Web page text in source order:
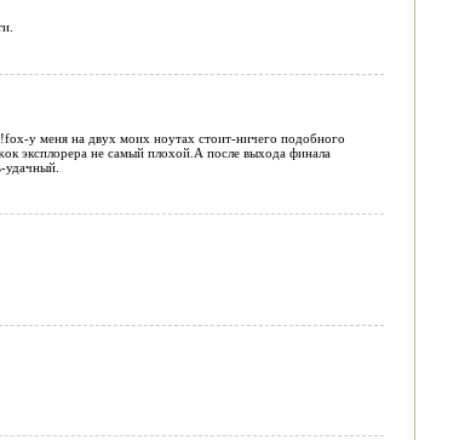
у меня на двух моих ноутах стоит-ничего подобного
эксплорера не самый плохой.А после выхода финала
удачный.